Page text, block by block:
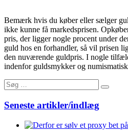
Bemærk hvis du køber eller sælger
ikke kunne få markedsprisen.
pris, der ligger nogle procent under
guld hos en forhandler, så vil prisen
den nuværende guldpris. I nogle
indenfor guldsmykker og
Search
for:
Search
Seneste artikler/indlæg